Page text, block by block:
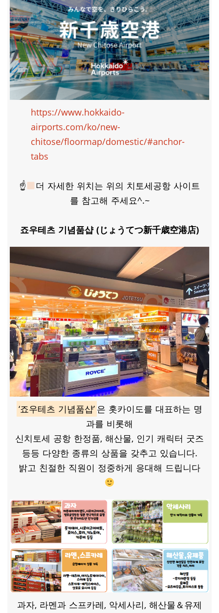
https://www.hokkaido-
airports.com/ko/new-
chitose/floormap/domestic/#anchor-
tabs
☝
더 자세한 위치는 위의 치토세공항 사이트
를 참고해 주세요^.~
죠우테츠 기념품샵 (じょうてつ新千歳空港店)
‘죠우테츠 기념품샵’ 은 홋카이도를 대표하는 명
과를 비롯해
신치토세 공항 한정품, 해산물, 인기 캐릭터 굿즈
등등 다양한 종류의 상품을 갖추고 있습니다.
밝고 친절한 직원이 정중하게 응대해 드립니다
과자, 라멘과 스프카레, 악세사리, 해산물＆유제